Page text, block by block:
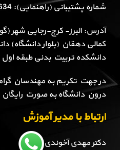
شماره پشتیبانی (راهنمایی): 09022548634
آدرس: البرز- کرج-رجایی شهر
کمالی دهقان (بلوار دانشگاه)
دانشکده تربیت بدنی طبقه اول
در جهت تکریم به مهندسان
درون دانشگاه به صورت رایگان
ارتباط با مدیر آموزش
دکتر مهدی آخوندی